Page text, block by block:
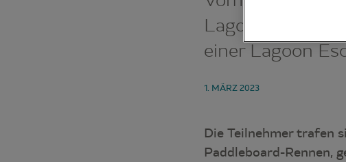
Lagoon-
einer Lagoon
1. MÄRZ 2023
Die Teilnehmer trafen
Paddleboard-Rennen,